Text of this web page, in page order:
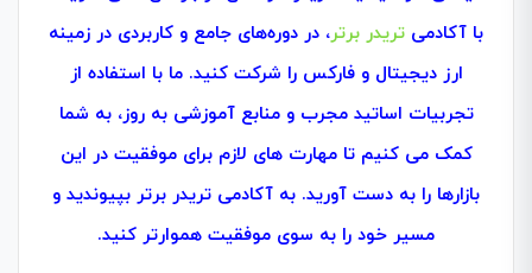
با آکادمی تریدر برتر، در دوره‌های جامع و کاربردی در زمینه
ارز دیجیتال و فارکس را شرکت کنید. ما با استفاده از
تجربیات اساتید مجرب و منابع آموزشی به‌ روز، به شما
کمک می‌ کنیم تا مهارت‌ های لازم برای موفقیت در این
بازارها را به دست آورید. به آکادمی تریدر برتر بپیوندید و
مسیر خود را به سوی موفقیت هموارتر کنید.